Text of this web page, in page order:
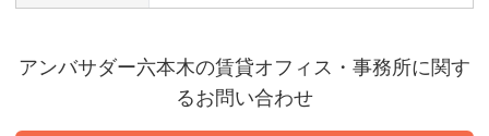
アンバサダー六本木の賃貸オフィス・事務所に関す
るお問い合わせ